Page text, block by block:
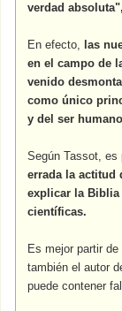
verdad
En efecto, las
en el campo de
venido
como único
y del ser
Según Tassot,
errada la actitud
explicar la Biblia
científicas.
Es mejor partir
también el autor
puede contener